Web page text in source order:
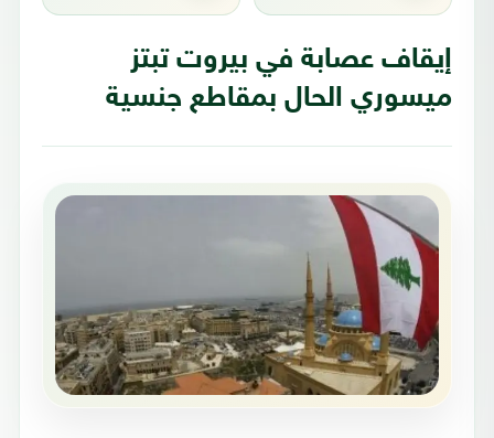
إيقاف عصابة في بيروت تبتز
ميسوري الحال بمقاطع جنسية